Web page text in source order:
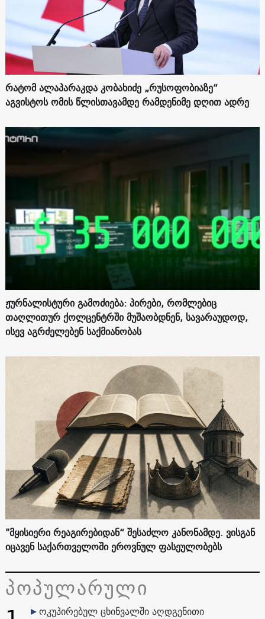
რატომ ალაპარაკდა კობახიძე „რუსოფობიაზე“
აგვისტოს ომის წლისთავამდე რამდენიმე დღით ადრე
ჟურნალისტური გამოძიება: პირები, რომლებიც
თაღლითურ ქოლცენტრში მუშაობდნენ, სავარაუდოდ,
ისევ აგრძელებენ საქმიანობას
"მყისიერი რეაგირებიდან“ შესაძლო კანონამდე. ვისგან
იცავენ საქართველოში ეროვნულ ფასეულობებს
პოპულარული
ოკუპირებულ ცხინვალში აღდგენითი